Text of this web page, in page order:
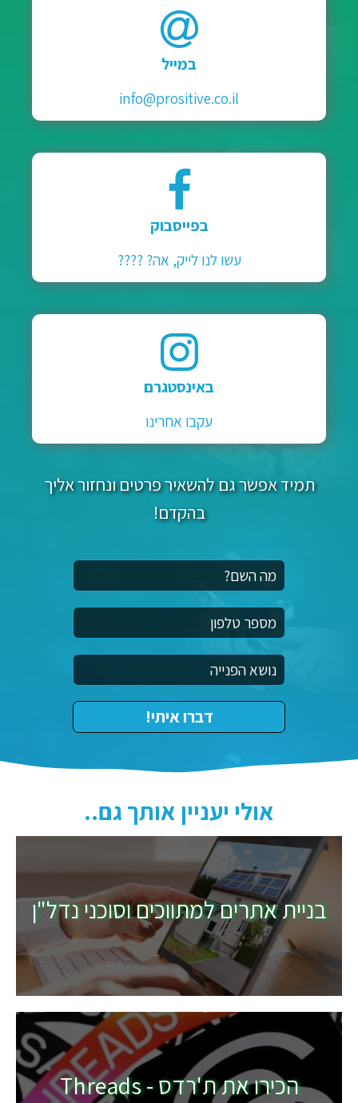
במייל
info@prositive.co.il
בפייסבוק
עשו לנו לייק, אה? ????
באינסטגרם
עקבו אחרינו
תמיד אפשר גם להשאיר פרטים ונחזור אליך
בהקדם!
אולי יעניין אותך גם..
בניית אתרים למתווכים וסוכני נדל"ן
הכירו את ת'רדס - Threads